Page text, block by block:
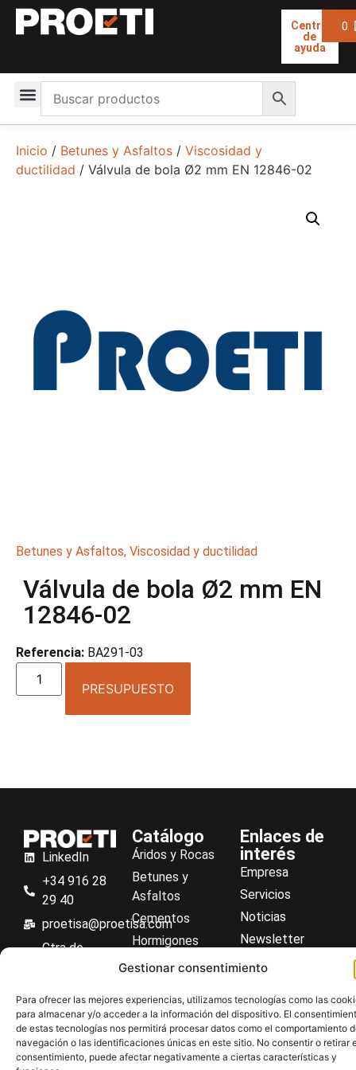
Gestionar consentimiento
Para ofrecer las mejores experiencias, utilizamos tecnologías como las
para almacenar y/o acceder a la información del dispositivo. El
de estas tecnologías nos permitirá procesar datos como el comportamiento
navegación o las identificaciones únicas en este sitio. No consentir o retirar
consentimiento, puede afectar negativamente a ciertas características y
Centro
de
ayuda
0
Inicio / Betunes y Asfaltos / Viscosidad y
ductilidad / Válvula de bola Ø2 mm EN 12846-02
Betunes y Asfaltos, Viscosidad y ductilidad
Válvula de bola Ø2 mm EN
12846-02
Referencia: BA291-03
PRESUPUESTO
LinkedIn
+34 916 28
29 40
proetisa@proetisa.com
Ctra de
M-106, Km
4,1, 28110
Algete,
Madrid
Catálogo
Áridos y Rocas
Betunes y
Asfaltos
Cementos
Hormigones
Suelos
Aceros
Material general
Enlaces de
interés
Empresa
Servicios
Noticias
Newsletter
Descargas
Centro de ayuda